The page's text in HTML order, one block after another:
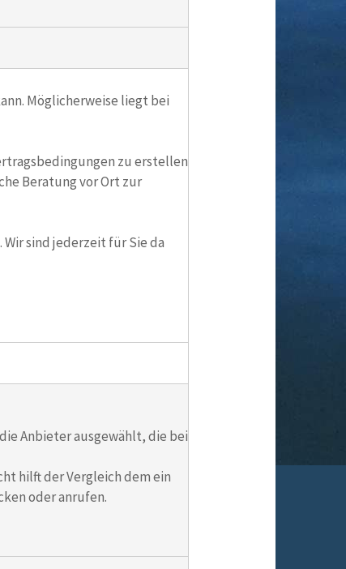
Möglicherweise liegt bei
zu erstellen
Beratung vor Ort zur
sind jederzeit für Sie da
Anbieter ausgewählt, die bei
hilft der Vergleich dem ein
oder anrufen.